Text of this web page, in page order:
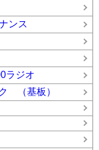
ンス
ラジオ
（基板）